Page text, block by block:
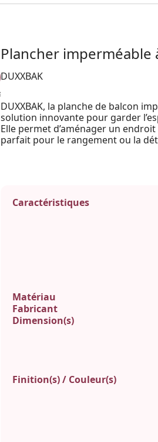
Plancher imperméable
DUXXBAK
DUXXBAK, la planche de balcon
solution innovante pour garder
Elle permet d’aménager un
parfait pour le rangement ou la
Caractéristiques
Matériau
Fabricant
Dimension(s)
Finition(s) / Couleur(s)